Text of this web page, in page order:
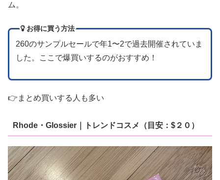
ム。
お得に買う方法
260のサンプルセールで年1〜2で過去開催されていま
した。ここで爆買いするのがおすすめ！
👉まとめ買いする人も多い
Rhode・Glossier｜トレンドコスメ（目安：$２０）